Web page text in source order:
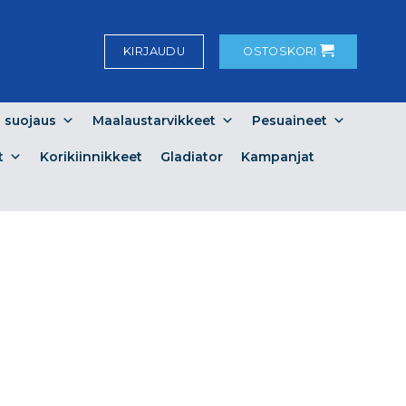
KIRJAUDU OSTOSKORI
suojaus Maalaustarvikkeet Pesuaineet
Korikiinnikkeet Gladiator Kampanjat